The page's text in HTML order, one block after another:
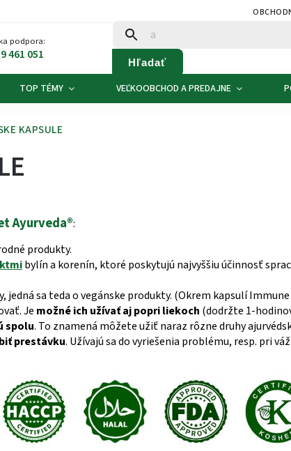
podpora:
461 051 Hľadať
TOP TÉMY VEĽKOOBCHOD A PREDAJNE
KAPSULE
Ayurveda®:
produkty.
bylín a korenín, ktoré poskytujú najvyššiu účinnosť
jedná sa teda o vegánske produkty. (Okrem kapsulí
Je možné ich užívať ajpopri liekoch (dodržte 1-
spolu. To znamená môžete užiť naraz rôzne druhy
prestávku. Užívajú sa do vyriešenia problému, resp. pri